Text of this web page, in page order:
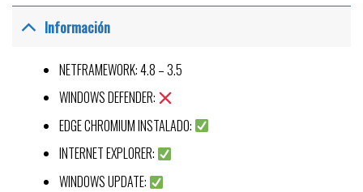
Información
NETFRAMEWORK: 4.8 – 3.5
WINDOWS DEFENDER:
EDGE CHROMIUM INSTALADO:
INTERNET EXPLORER:
WINDOWS UPDATE: